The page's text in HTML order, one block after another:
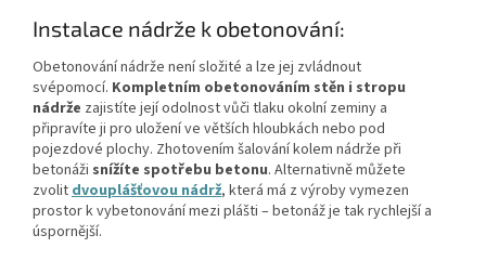
Instalace nádrže k obetonování:
Obetonování nádrže není složité a lze jej zvládnout
svépomocí. Kompletním obetonováním stěn i stropu
nádrže zajistíte její odolnost vůči tlaku okolní zeminy a
připravíte ji pro uložení ve větších hloubkách nebo pod
pojezdové plochy. Zhotovením šalování kolem nádrže při
betonáži snížíte spotřebu betonu. Alternativně můžete
zvolitdvouplášťovou nádrž, která má z výroby vymezen
prostor k vybetonování mezi plášti – betonáž je tak rychlejší a
úspornější.